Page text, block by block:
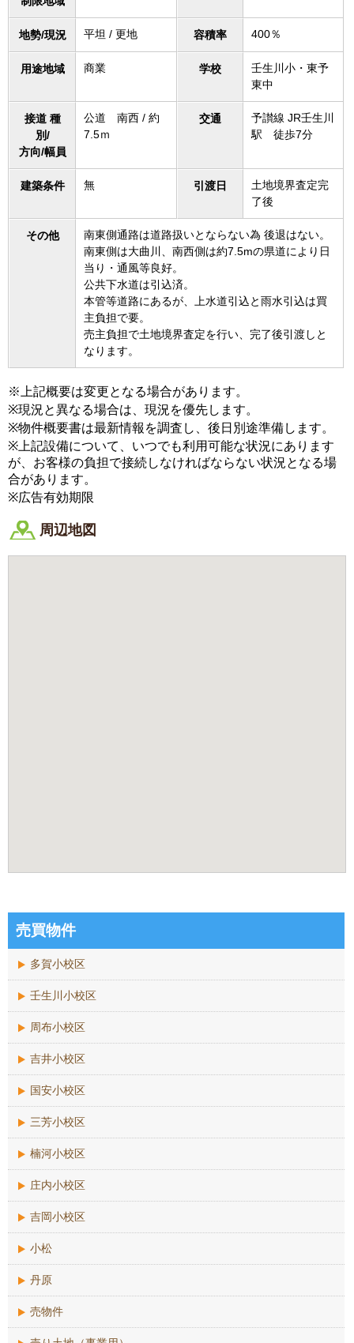
地勢/現況 平坦 / 更地 容積率 400％
用途地域 商業 学校
壬生川小・東予
東中
接道 種
別/
方向/幅員
公道 南西 / 約
7.5ｍ
交通
予讃線 JR壬生川
駅 徒歩7分
建築条件 無 引渡日
土地境界査定完
了後
その他
南東側通路は道路扱いとならない為 後退はない。
南東側は大曲川、南西側は約7.5mの県道により日
当り・通風等良好。
公共下水道は引込済。
本管等道路にあるが、上水道引込と雨水引込は買
主負担で要。
売主負担で土地境界査定を行い、完了後引渡しと
なります。
※上記概要は変更となる場合があります。
※現況と異なる場合は、現況を優先します。
※物件概要書は最新情報を調査し、後日別途準備します。
※上記設備について、いつでも利用可能な状況にあります
が、お客様の負担で接続しなければならない状況となる場
合があります。
※広告有効期限
周辺地図
売買物件
多賀小校区
壬生川小校区
周布小校区
吉井小校区
国安小校区
三芳小校区
楠河小校区
庄内小校区
吉岡小校区
小松
丹原
売物件